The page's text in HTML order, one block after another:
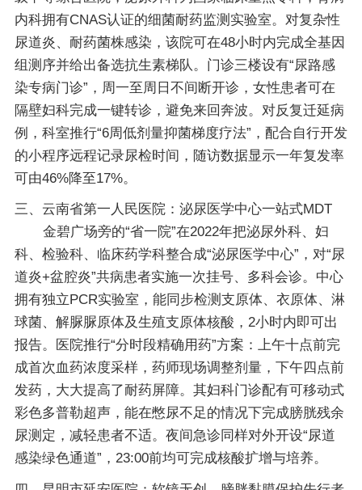
内科拥有CNAS认证的细菌耐药监测实验室。对复杂性
尿道炎、耐药菌株感染，该院可在48小时内完成全基因
组测序并给出备选抗生素梯队。门诊三楼设有“尿路感
染专病门诊”，周一至周日不间断开诊，女性患者可在
隔壁妇科完成一键转诊，避免来回奔波。对反复迁延病
例，科室推行“6周低剂量抑菌梯度疗法”，配合自行开发
的小程序远程记录尿检时间，随访数据显示一年复发率
可由46%降至17%。
三、云南省第一人民医院：泌尿医学中心一站式MDT
金碧广场旁的“省一院”在2022年把泌尿外科、妇
科、检验科、临床药学科整合成“泌尿医学中心”，对“尿
道炎+盆腔炎”共病患者实施一次挂号、多科会诊。中心
拥有独立PCR实验室，能同步检测支原体、衣原体、淋
球菌、解脲脲原体及生殖支原体核酸，2小时内即可出
报告。医院推行“分时段精确用药”方案：上午十点前完
成首次血药浓度采样，药师现场调整剂量，下午四点前
发药，大大提高了耐药屏障。其妇科门诊配有可移动式
彩色多普勒超声，能在憋尿不足的情况下完成膀胱残余
尿测定，减轻患者不适。夜间急诊同样对外开设“尿道
感染绿色通道”，23:00前均可完成核酸扩增与培养。